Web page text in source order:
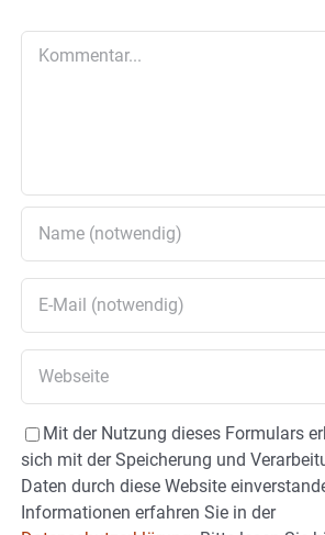
Mit der Nutzung dieses Formulars
sich mit der Speicherung und
Daten durch diese Website
Informationen erfahren Sie in der